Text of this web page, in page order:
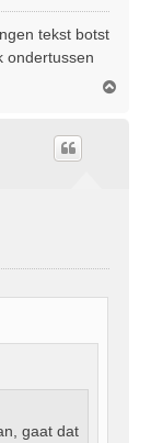
tekst botst
ondertussen
gaat dat